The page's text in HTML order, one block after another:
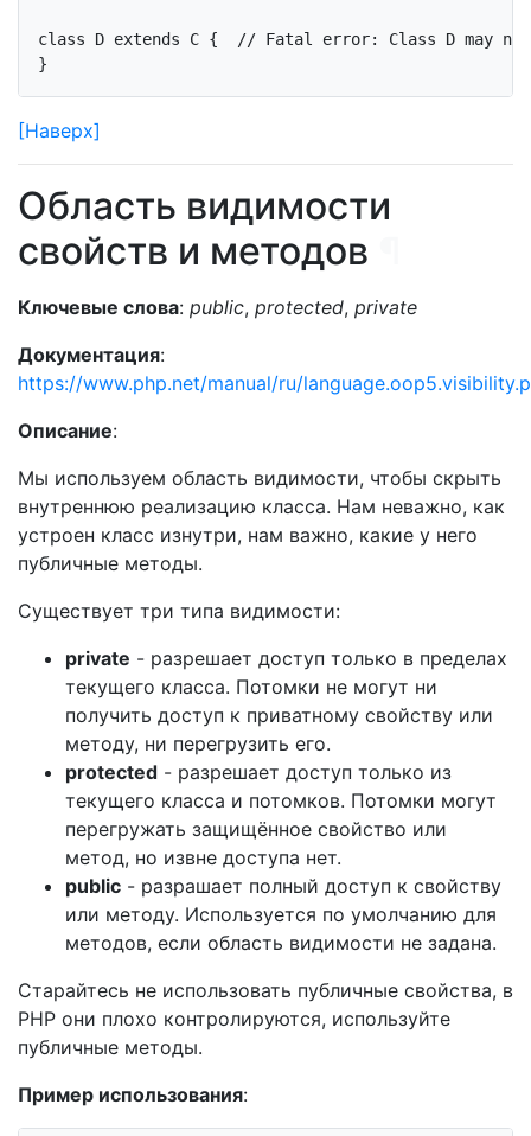
class D extends C {
// Fatal error: Class D may
[Наверх]
Область видимости
свойств и методов
Ключевые слова: public, protected, private
Документация:
https://www.php.net/manual/ru/
Описание:
Мы используем область видимости, чтобы скрыть
внутреннюю реализацию класса. Нам неважно, как
устроен класс изнутри, нам важно, какие у него
публичные методы.
Существует три типа видимости:
private - разрешает доступ только в пределах
текущего класса. Потомки не могут ни
получить доступ к приватному свойству или
методу, ни перегрузить его.
protected - разрешает доступ только из
текущего класса и потомков. Потомки могут
перегружать защищённое свойство или
метод, но извне доступа нет.
public - разрашает полный доступ к свойству
или методу. Используется по умолчанию для
методов, если область видимости не задана.
Старайтесь не использовать публичные свойства, в
PHP они плохо контролируются, используйте
публичные методы.
Пример использования: